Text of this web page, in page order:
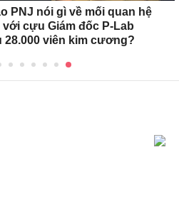
PNJ nói gì về mối quan hệ
cựu Giám đốc P-Lab
28.000 viên kim cương?